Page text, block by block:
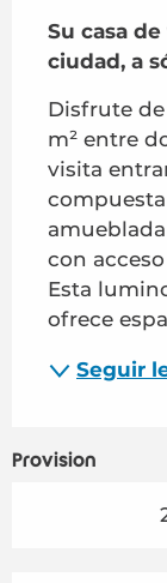
Su casa
ciudad, a
Disfrute
m² entre
visita
con
Esta
ofrece
Seguir
Provisión